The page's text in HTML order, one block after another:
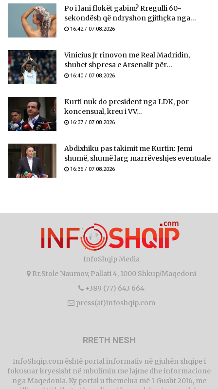
Po i lani flokët gabim? Rregulli 60-
sekondësh që ndryshon gjithçka nga...
16:42 / 07.08.2026
Vinicius Jr rinovon me Real Madridin,
shuhet shpresa e Arsenalit për...
16:40 / 07.08.2026
Kurti nuk do president nga LDK, por
koncensual, kreu i VV...
16:37 / 07.08.2026
Abdixhiku pas takimit me Kurtin: Jemi
shumë, shumë larg marrëveshjes eventuale
16:36 / 07.08.2026
InfoShqip Media
Rr.Stole Naumov, Pallati 4, 1000 Shkup/Maqedoni
+389 (77) 643 664
press(at)infoshqip.com
RRETH NESH
InfoShqip.com është portal informativ në gjuhën shqipe i
fokusuar kryesisht në mbulimin me lajme dhe informacione
nga Maqedonia. Ky portal u themelua më 1 Gusht 2016, me